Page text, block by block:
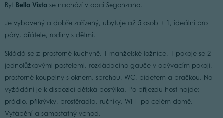
Byt Bella Vistase nachází v obci Segonzano.
Je vybavený a dobře zařízený, ubytuje až 5 osob + 1, ideální pro
páry, přátele, rodiny s dětmi.
Skládá se z: prostorné kuchyně, 1 manželské ložnice, 1 pokoje se 2
jednolůžkovými postelemi, rozkládacího gauče v obývacím pokoji,
prostorné koupelny s oknem, sprchou, WC, bidetem a pračkou. Na
vyžádání je k dispozici dětská postýlka. Po příjezdu host najde:
prádlo, přikrývky, prostěradla, ručníky, WI-FI po celém domě.
Vytápění a samostatný vchod.